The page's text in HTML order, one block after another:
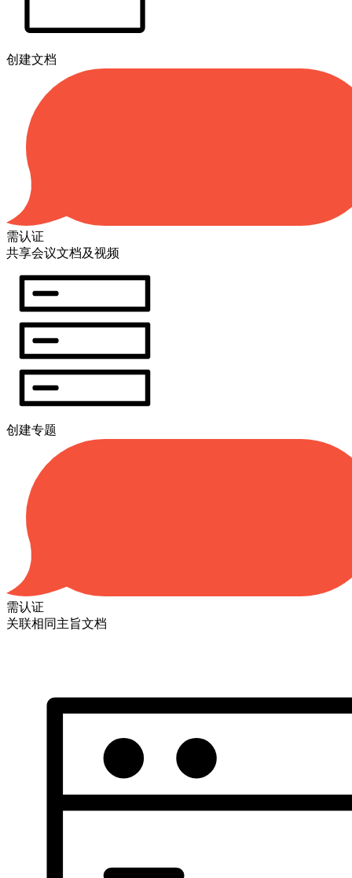
创建文档
需认证
共享会议文档及视频
创建专题
需认证
关联相同主旨文档